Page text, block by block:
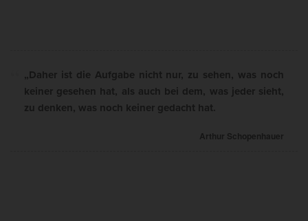
„Daher ist die Aufgabe nicht nur, zu sehen, was noch
keiner gesehen hat, als auch bei dem, was jeder sieht,
zu denken, was noch keiner gedacht hat.
Arthur Schopenhauer